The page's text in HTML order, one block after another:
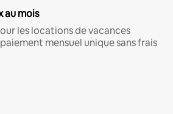
au mois
les locations de vacances
mensuel unique sans frais